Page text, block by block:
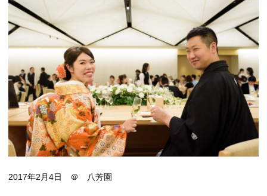
2017年2月4日 ＠ 八芳園